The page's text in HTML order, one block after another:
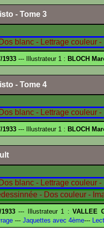
- Tome 3
1933 --- Illustrateur 1 : BLOCH
- Tome 4
1933 --- Illustrateur 1 : BLOCH
--- Illustrateur 1 :VALLEE
--- Jaquettes avec 4ème---